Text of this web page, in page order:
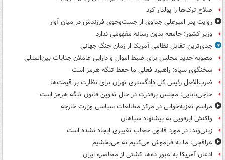
صلاح ترک‌ها را پولدار کرد
روایت پدر امیرعلی جداوی از جست‌وجوی فرزندش در میان آوار
وزیر کشور: جامعه بدون رسانه مفهومی ندارد
جدی‌ترین تقابل نظامی آمریکا از زمان جنگ جهانی
مصوبه جدید مجلس برای ضبط اموال و دارایی عاملان جنایات بین‌المللی
سخنگوی سپاه: راهبرد فعلی ما حفظ تنگه هرمز است
ضرب‌الاجل رئیس کل دادگستری تهران برای نظارت بر قیمت‌ها
حاجی‌بابایی: مجلس پرقدرت در حال تدوین قانون تنگه هرمز است
مراسم تعزیه‌خوانی در مرکز مطالعات سیاسی وزارت خارجه
واکنش ابرقویی به پیشنهاد سپاهان
زینی‌وند: در مورد قانون حجاب تغییری ایجاد نشده است
عراقچی: ما نه فراموش می‌کنیم نه می‌بخشیم
اذعان آمریکا به عبور ده‌ها کشتی از محاصره ایران